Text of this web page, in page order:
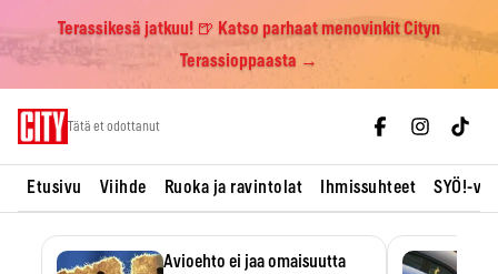
Terassikesä jatkuu! 🍺 Katso parhaat menovinkit Cityn
Terassioppaasta →
Tätä et odottanut
Etusivu Viihde Ruoka ja ravintolat Ihmissuhteet SYÖ!-
Avioehto ei jaa omaisuutta